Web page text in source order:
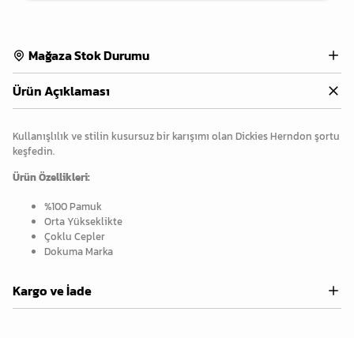
Mağaza Stok Durumu
Ürün Açıklaması
Kullanışlılık ve stilin kusursuz bir karışımı olan Dickies Herndon şortu
keşfedin.
Ürün Özellikleri:
%100 Pamuk
Orta Yükseklikte
Çoklu Cepler
Dokuma Marka
Kargo ve İade